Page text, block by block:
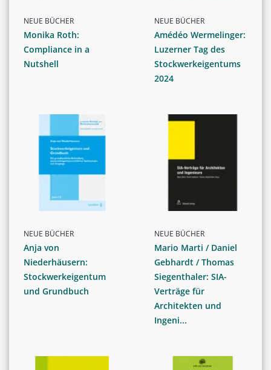
NEUE BÜCHER
Monika Roth:
Compliance in a
Nutshell
NEUE BÜCHER
Amédéo Wermelinger:
Luzerner Tag des
Stockwerkeigentums
2024
NEUE BÜCHER
Anja von
Niederhäusern:
Stockwerkeigentum
und Grundbuch
NEUE BÜCHER
Mario Marti / Daniel
Gebhardt / Thomas
Siegenthaler: SIA-
Verträge für
Architekten und
Ingeni...